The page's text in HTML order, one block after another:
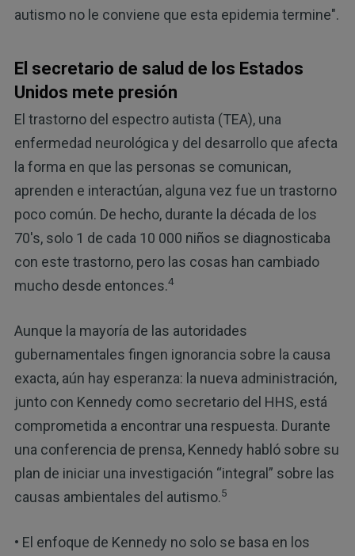
autismo no le conviene que esta epidemia termine".
El secretario de salud de los Estados
Unidos mete presión
El trastorno del espectro autista (TEA), una
enfermedad neurológica y del desarrollo que afecta
la forma en que las personas se comunican,
aprenden e interactúan, alguna vez fue un trastorno
poco común. De hecho, durante la década de los
70's, solo 1 de cada 10 000 niños se diagnosticaba
con este trastorno, pero las cosas han cambiado
mucho desde entonces.4
Aunque la mayoría de las autoridades
gubernamentales fingen ignorancia sobre la causa
exacta, aún hay esperanza: la nueva administración,
junto con Kennedy como secretario del HHS, está
comprometida a encontrar una respuesta. Durante
una conferencia de prensa, Kennedy habló sobre su
plan de iniciar una investigación “integral” sobre las
causas ambientales del autismo.5
• El enfoque de Kennedy no solo se basa en los